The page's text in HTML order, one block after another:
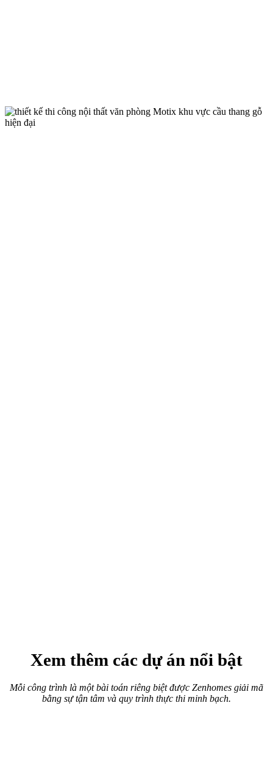
Xem thêm các dự án nổi bật
Mỗi công trình là một bài toán riêng biệt được Zenhomes giải mã
bằng sự tận tâm và quy trình thực thi minh bạch.